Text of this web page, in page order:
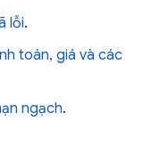
lỗi.
toán, giá và các
ngạch.